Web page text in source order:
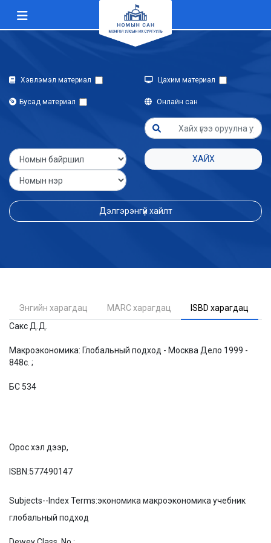
Хэвлэмэл материал Цахим материал
Бусад материал Онлайн сан
ХАЙХ
Дэлгэрэнгүй хайлт
Энгийн харагдац MARC харагдац
ISBD харагдац
Сакс Д.Д.
Макроэкономика: Глобальный подход - Москва Дело 1999 -
848с. ;
БС 534
Орос хэл дээр,
ISBN:577490147
Subjects--Index Terms:экономика макроэкономика учебник
глобальный подход